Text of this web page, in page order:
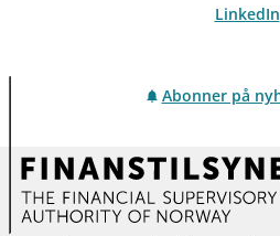
LinkedIn
Abonner på